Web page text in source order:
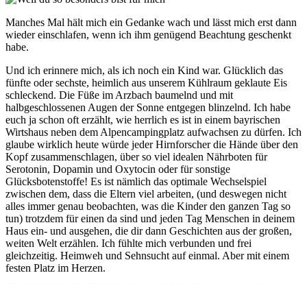
Manches Mal hält mich ein Gedanke wach und lässt mich erst dann
wieder einschlafen, wenn ich ihm genügend Beachtung geschenkt
habe.
Und ich erinnere mich, als ich noch ein Kind war. Glücklich das
fünfte oder sechste, heimlich aus unserem Kühlraum geklaute Eis
schleckend. Die Füße im Arzbach baumelnd und mit
halbgeschlossenen Augen der Sonne entgegen blinzelnd. Ich habe
euch ja schon oft erzählt, wie herrlich es ist in einem bayrischen
Wirtshaus neben dem Alpencampingplatz aufwachsen zu dürfen. Ich
glaube wirklich heute würde jeder Hirnforscher die Hände über den
Kopf zusammenschlagen, über so viel idealen Nährboten für
Serotonin, Dopamin und Oxytocin oder für sonstige
Glücksbotenstoffe! Es ist nämlich das optimale Wechselspiel
zwischen dem, dass die Eltern viel arbeiten, (und deswegen nicht
alles immer genau beobachten, was die Kinder den ganzen Tag so
tun) trotzdem für einen da sind und jeden Tag Menschen in deinem
Haus ein- und ausgehen, die dir dann Geschichten aus der großen,
weiten Welt erzählen. Ich fühlte mich verbunden und frei
gleichzeitig. Heimweh und Sehnsucht auf einmal. Aber mit einem
festen Platz im Herzen.